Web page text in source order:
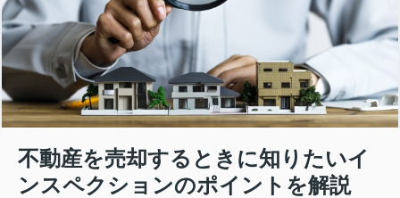
不動産を売却するときに知りたいイ
ンスペクションのポイントを解説